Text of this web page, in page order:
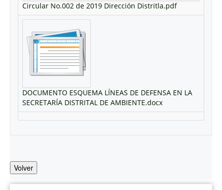
Circular No.002 de 2019 Dirección Distritla.pdf
DOCUMENTO ESQUEMA LÍNEAS DE DEFENSA EN LA
SECRETARÍA DISTRITAL DE AMBIENTE.docx
Volver